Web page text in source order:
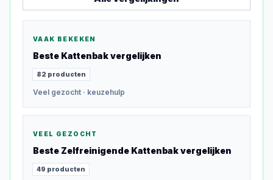
VAAK BEKEKEN
Beste Kattenbakvergelijken
82 producten
Veel gezocht · keuzehulp
VEEL GEZOCHT
Beste Zelfreinigende Kattenbakvergelijken
49 producten